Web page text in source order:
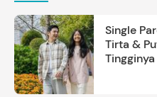
Single
Tirta &